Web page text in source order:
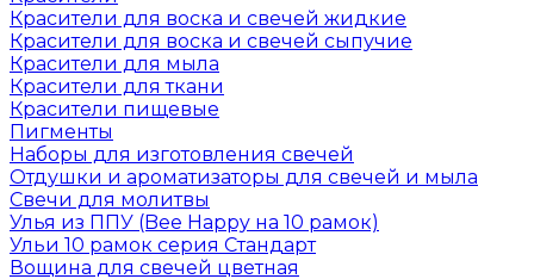
Красители для воска и свечей жидкие
Красители для воска и свечей сыпучие
Красители для мыла
Красители для ткани
Красители пищевые
Пигменты
Наборы для изготовления свечей
Отдушки и ароматизаторы для свечей и мыла
Свечи для молитвы
Улья из ППУ (Bee Happy на 10 рамок)
Ульи 10 рамок серия Стандарт
Вощина для свечей цветная